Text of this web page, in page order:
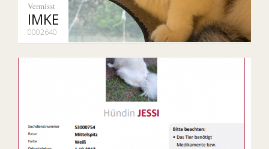
Vermisst
IMKE
0002640